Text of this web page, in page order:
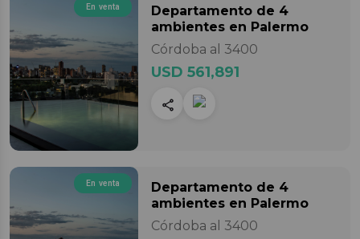
En venta Departamento de 4
ambientes en Palermo
Córdoba al 3400
USD 561,891
En venta Departamento de 4
ambientes en Palermo
Córdoba al 3400